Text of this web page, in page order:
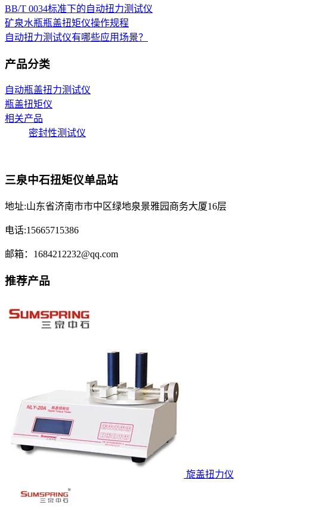
BB/T 0034标准下的自动扭力测试仪
矿泉水瓶瓶盖扭矩仪操作规程
自动扭力测试仪有哪些应用场景？
产品分类
自动瓶盖扭力测试仪
瓶盖扭矩仪
相关产品
密封性测试仪
三泉中石扭矩仪单品站
地址:山东省济南市市中区绿地泉景雅园商务大厦16层
电话:15665715386
邮箱：1684212232@qq.com
推荐产品
旋盖扭力仪